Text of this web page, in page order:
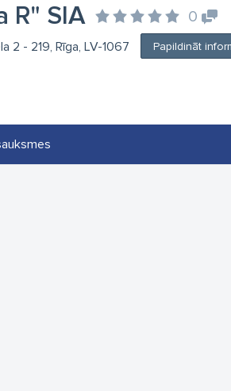
R" SIA 0
2 - 219, Rīga, LV-1067 Papildināt